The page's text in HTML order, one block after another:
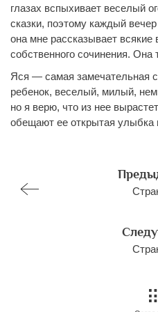
глазах вспыхивает веселый
сказки, поэтому каждый
она мне рассказывает
собственного сочинения. Она
Яся — самая замечательная
ребенок, веселый, милый,
но я верю, что из нее
обещают ее открытая улыбка